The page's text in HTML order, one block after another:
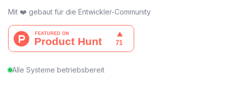
Mit ❤️ gebaut für die Entwickler-Community
Alle Systeme betriebsbereit